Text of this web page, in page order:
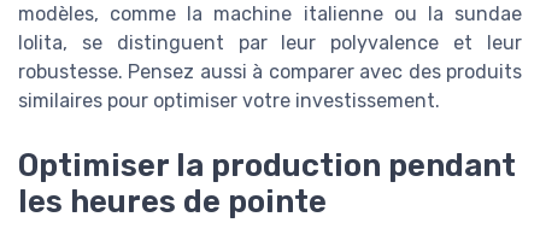
modèles, comme la machine italienne ou la sundae
lolita, se distinguent par leur polyvalence et leur
robustesse. Pensez aussi à comparer avec des produits
similaires pour optimiser votre investissement.
Optimiser la production pendant
les heures de pointe